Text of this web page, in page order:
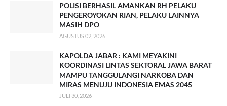
POLISI BERHASIL AMANKAN RH PELAKU
PENGEROYOKAN RIAN, PELAKU LAINNYA
MASIH DPO
AGUSTUS 02, 2026
KAPOLDA JABAR : KAMI MEYAKINI
KOORDINASI LINTAS SEKTORAL JAWA BARAT
MAMPU TANGGULANGI NARKOBA DAN
MIRAS MENUJU INDONESIA EMAS 2045
JULI 30, 2026